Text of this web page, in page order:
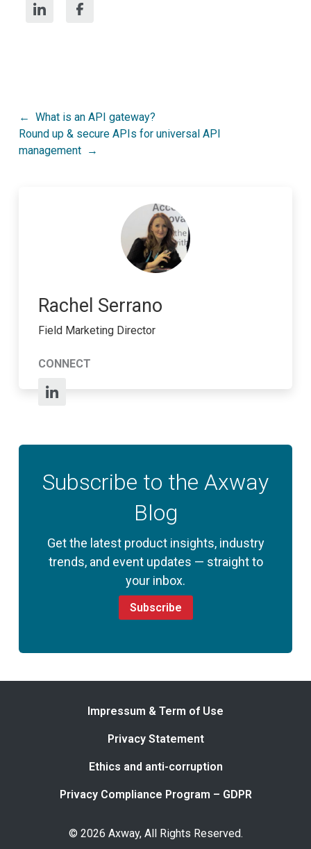
Post
navigation
What is an API gateway?
Round up & secure APIs for universal API
management
Rachel Serrano
Field Marketing Director
CONNECT
Subscribe to the Axway
Blog
Get the latest product insights, industry
trends, and event updates — straight to
your inbox.
Subscribe
Impressum & Term of Use
Privacy Statement
Ethics and anti-corruption
Privacy Compliance Program – GDPR
© 2026 Axway, All Rights Reserved.